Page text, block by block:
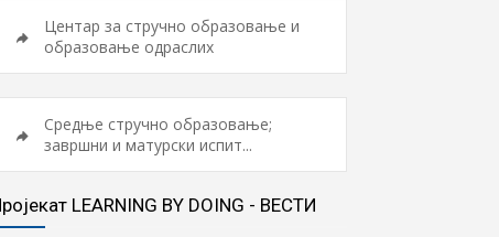
Центар за стручно образовање и
образовање одраслих
Средње стручно образовање;
завршни и матурски испит...
LEARNING BY DOING - ВЕСТИ